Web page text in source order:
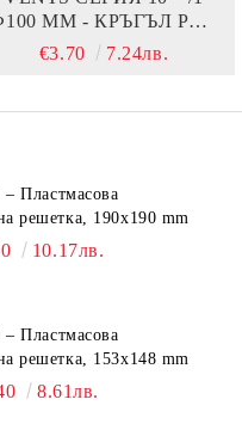
ММ - КРЪГЪЛ PVC
ВЪЗДУХОВОД
€3.70 7.24лв.
Пластмасова
решетка, 190x190 mm
10.17лв.
Пластмасова
решетка, 153x148 mm
8.61лв.